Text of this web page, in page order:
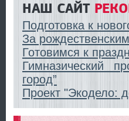
НАШ САЙТ
Подготовка к
За
Готовимся к
Гимназический
город”
Проект "Экодело: